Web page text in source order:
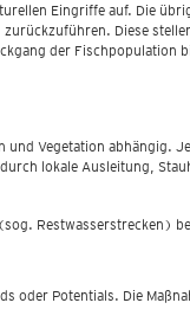
Eingriffe auf. Die
Diese
der
Vegetation abhängig.
lokale Ausleitung,
Restwasserstrecken)
oder Potentials. Die